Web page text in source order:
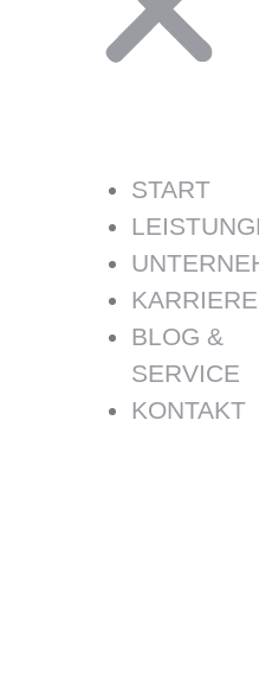
START
KARRIERE
BLOG &
SERVICE
KONTAKT